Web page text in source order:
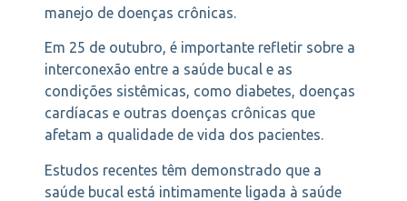
manejo de doenças crônicas.
Em 25 de outubro, é importante refletir sobre a
interconexão entre a saúde bucal e as
condições sistêmicas, como diabetes, doenças
cardíacas e outras doenças crônicas que
afetam a qualidade de vida dos pacientes.
Estudos recentes têm demonstrado que a
saúde bucal está intimamente ligada à saúde